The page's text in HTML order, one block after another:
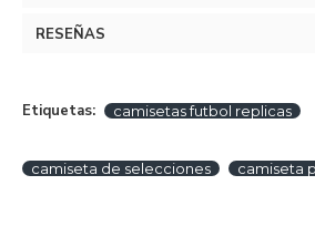
RESEÑAS
Etiquetas: camisetas futbol replicas
camiseta de selecciones camiseta